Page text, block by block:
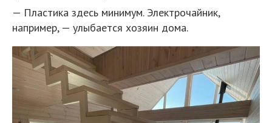
— Пластика здесь минимум. Электрочайник,
например, — улыбается хозяин дома.